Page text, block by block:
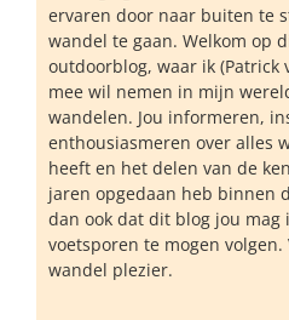
ervaren door naar buiten te
wandel te gaan. Welkom op
outdoorblog, waar ik (Patrick
mee wil nemen in mijn
wandelen. Jou informeren,
enthousiasmeren over alles
heeft en het delen van de
jaren opgedaan heb binnen
dan ook dat dit blog jou
voetsporen te mogen
wandel plezier.